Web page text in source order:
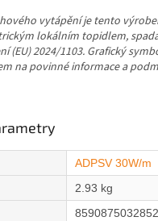
vytápění je tento
lokálním topidlem,
(EU) 2024/1103. Grafický
na povinné informace a
ADPSV 30W/m
2.93 kg
8590875032852